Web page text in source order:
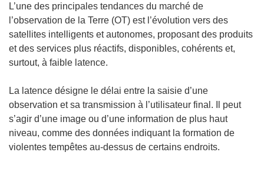
L’une des principales tendances du marché de
l’observation de la Terre (OT) est l’évolution vers des
satellites intelligents et autonomes, proposant des produits
et des services plus réactifs, disponibles, cohérents et,
surtout, à faible latence.
La latence désigne le délai entre la saisie d’une
observation et sa transmission à l’utilisateur final. Il peut
s’agir d’une image ou d’une information de plus haut
niveau, comme des données indiquant la formation de
violentes tempêtes au-dessus de certains endroits.